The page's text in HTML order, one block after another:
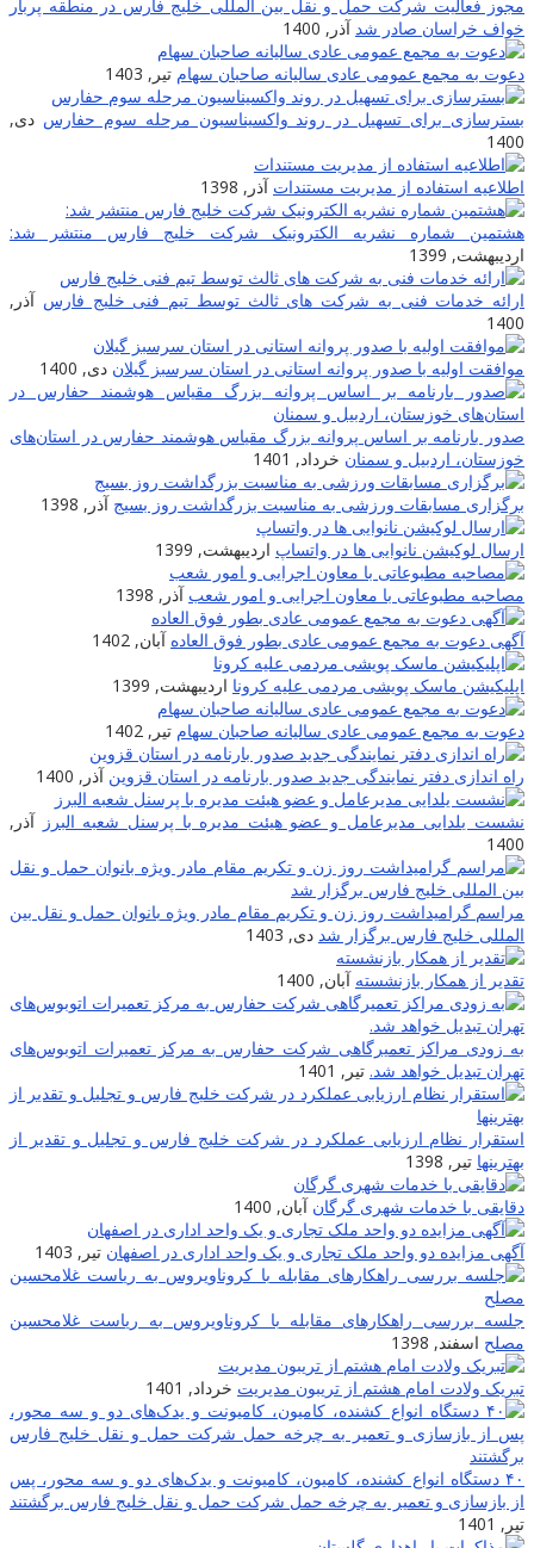
مجوز فعالیت شرکت حمل و نقل بین المللی خلیج فارس در منطقه پربار
خواف خراسان صادر شد آذر, 1400
دعوت به مجمع عمومی عادی سالیانه صاحبان سهام تیر, 1403
بسترسازی برای تسهیل در روند واکسیناسیون مرحله سوم حفارس دی,
1400
اطلاعیه استفاده از مدیریت مستندات آذر, 1398
هشتمین شماره نشریه الکترونیک شرکت خلیج فارس منتشر شد:
اردیبهشت, 1399
ارائه خدمات فنی به شرکت های ثالث توسط تیم فنی خلیج فارس آذر,
1400
موافقت اولیه با صدور پروانه استانی در استان سرسبز گیلان دی, 1400
صدور بارنامه بر اساس پروانه بزرگ مقیاس هوشمند حفارس در استان‌های
خوزستان، اردبیل و سمنان خرداد, 1401
برگزاری مسابقات ورزشی به مناسبت بزرگداشت روز بسیج آذر, 1398
ارسال لوکیشن نانوایی ها در واتساپ اردیبهشت, 1399
مصاحبه مطبوعاتی با معاون اجرایی و امور شعب آذر, 1398
آگهی دعوت به مجمع عمومی عادی بطور فوق العاده آبان, 1402
اپلیکیشن ماسک پویشی مردمی علیه کرونا اردیبهشت, 1399
دعوت به مجمع عمومی عادی سالیانه صاحبان سهام تیر, 1402
راه اندازی دفتر نمایندگی جدید صدور بارنامه در استان قزوین آذر, 1400
نشست یلدایی مدیرعامل و عضو هیئت مدیره با پرسنل شعبه البرز آذر,
1400
مراسم گرامیداشت روز زن و تکریم مقام مادر ویژه بانوان حمل و نقل بین
المللی خلیج فارس برگزار شد دی, 1403
تقدیر از همکار بازنشسته آبان, 1400
به زودی مراکز تعمیرگاهی شرکت حفارس به مرکز تعمیرات اتوبوس‌های
تهران تبدیل خواهد شد. تیر, 1401
استقرار نظام ارزیابی عملکرد در شرکت خلیج فارس و تجلیل و تقدیر از
بهترینها تیر, 1398
دقایقی با خدمات شهری گرگان آبان, 1400
آگهی مزایده دو واحد ملک تجاری و یک واحد اداری در اصفهان تیر, 1403
جلسه بررسی راهکارهای مقابله با کروناویروس به ریاست غلامحسین
مصلح اسفند, 1398
تبریک ولادت امام هشتم از تریبون مدیریت خرداد, 1401
۴۰ دستگاه انواع کشنده، کامیون، کامیونت و یدک‌های دو و سه محور، پس
از بازسازی و تعمیر به چرخه حمل شرکت حمل و نقل خلیج فارس برگشتند
تیر, 1401